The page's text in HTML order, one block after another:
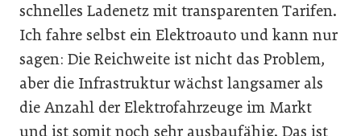
schnelles Ladenetz mit transparenten Tarifen.
Ich fahre selbst ein Elektroauto und kann nur
sagen: Die Reichweite ist nicht das Problem,
aber die Infrastruktur wächst langsamer als
die Anzahl der Elektrofahrzeuge im Markt
und ist somit noch sehr ausbaufähig. Das ist